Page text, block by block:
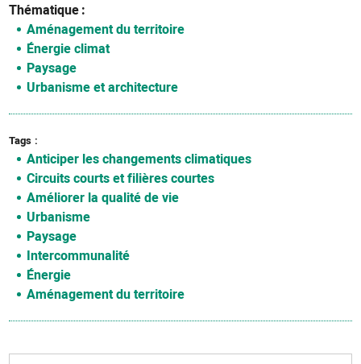
Thématique
Aménagement du territoire
Énergie climat
Paysage
Urbanisme et architecture
Tags
Anticiper les changements climatiques
Circuits courts et filières courtes
Améliorer la qualité de vie
Urbanisme
Paysage
Intercommunalité
Énergie
Aménagement du territoire